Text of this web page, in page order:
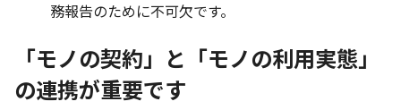
務報告のために不可欠です。
「モノの契約」と「モノの利用実態」
の連携が重要です